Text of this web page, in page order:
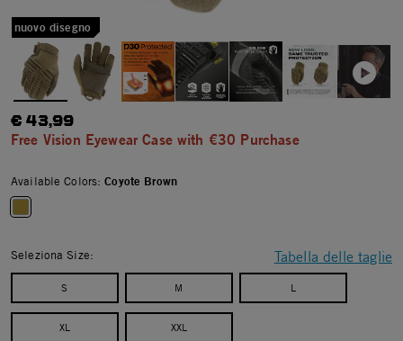
nuovo disegno
€ 43,99
Free Vision Eyewear Case with €30 Purchase
Available Colors:Coyote Brown
Tabella delle taglie
Seleziona Size:
S M L
XL XXL